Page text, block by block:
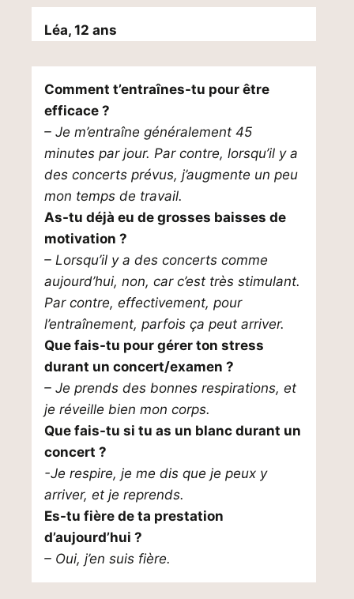
Léa, 12 ans
Comment t’entraînes-tu pour être
efficace ?
– Je m’entraîne généralement 45
minutes par jour. Par contre, lorsqu’il y a
des concerts prévus, j’augmente un peu
mon temps de travail.
As-tu déjà eu de grosses baisses de
motivation ?
– Lorsqu’il y a des concerts comme
aujourd’hui, non, car c’est très stimulant.
Par contre, effectivement, pour
l’entraînement, parfois ça peut arriver.
Que fais-tu pour gérer ton stress
durant un concert/examen ?
– Je prends des bonnes respirations, et
je réveille bien mon corps.
Que fais-tu si tu as un blanc durant un
concert ?
-Je respire, je me dis que je peux y
arriver, et je reprends.
Es-tu fière de ta prestation
d’aujourd’hui ?
– Oui, j’en suis fière.